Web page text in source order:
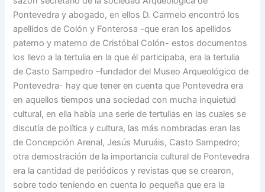
Pontevedra y abogado, en ellos D. Carmelo encontró los
apellidos de Colón y Fonterosa -que eran los apellidos
paterno y materno de Cristóbal Colón- estos documentos
los llevo a la tertulia en la que él participaba, era la tertulia
de Casto Sampedro –fundador del Museo Arqueológico de
Pontevedra- hay que tener en cuenta que Pontevedra era
en aquellos tiempos una sociedad con mucha inquietud
cultural, en ella había una serie de tertulias en las cuales se
discutía de política y cultura, las más nombradas eran las
de Concepción Arenal, Jesús Muruáis, Casto Sampedro;
otra demostración de la importancia cultural de Pontevedra
era la cantidad de periódicos y revistas que se crearon,
sobre todo teniendo en cuenta lo pequeña que era la